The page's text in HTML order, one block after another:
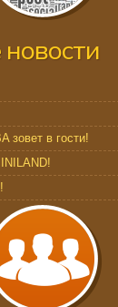
зовет в гости!